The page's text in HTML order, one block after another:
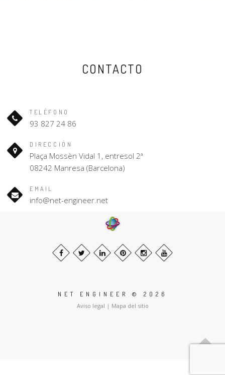
CONTACTO
TELÉFONO
93 827 24 86
DIRECCIÓN
Plaça Mossèn Vidal 1, entresol 2ª
08242 Manresa (Barcelona)
EMAIL
info@net-engineer.net
NET ENGINEER © 2026
Aviso legal | Mapa del sitio